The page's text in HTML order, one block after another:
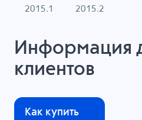
2015.1
2015.2
Информация
клиентов
Как купить